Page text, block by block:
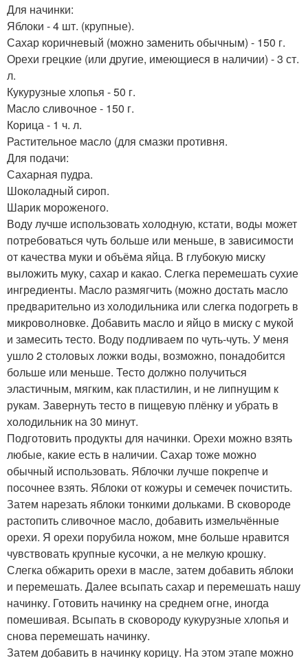
Для начинки:
Яблоки - 4 шт. (крупные).
Сахар коричневый (можно заменить обычным) - 150 г.
Орехи грецкие (или другие, имеющиеся в наличии) - 3 ст.
л.
Кукурузные хлопья - 50 г.
Масло сливочное - 150 г.
Корица - 1 ч. л.
Растительное масло (для смазки противня.
Для подачи:
Сахарная пудра.
Шоколадный сироп.
Шарик мороженого.
Воду лучше использовать холодную, кстати, воды может
потребоваться чуть больше или меньше, в зависимости
от качества муки и объёма яйца. В глубокую миску
выложить муку, сахар и какао. Слегка перемешать сухие
ингредиенты. Масло размягчить (можно достать масло
предварительно из холодильника или слегка подогреть в
микроволновке. Добавить масло и яйцо в миску с мукой
и замесить тесто. Воду подливаем по чуть-чуть. У меня
ушло 2 столовых ложки воды, возможно, понадобится
больше или меньше. Тесто должно получиться
эластичным, мягким, как пластилин, и не липнущим к
рукам. Завернуть тесто в пищевую плёнку и убрать в
холодильник на 30 минут.
Подготовить продукты для начинки. Орехи можно взять
любые, какие есть в наличии. Сахар тоже можно
обычный использовать. Яблочки лучше покрепче и
посочнее взять. Яблоки от кожуры и семечек почистить.
Затем нарезать яблоки тонкими дольками. В сковороде
растопить сливочное масло, добавить измельчённые
орехи. Я орехи порубила ножом, мне больше нравится
чувствовать крупные кусочки, а не мелкую крошку.
Слегка обжарить орехи в масле, затем добавить яблоки
и перемешать. Далее всыпать сахар и перемешать нашу
начинку. Готовить начинку на среднем огне, иногда
помешивая. Всыпать в сковороду кукурузные хлопья и
снова перемешать начинку.
Затем добавить в начинку корицу. На этом этапе можно